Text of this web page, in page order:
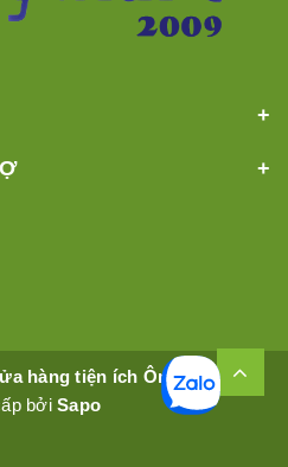
hàng tiện ích Ômêly Mart
bởiSapo